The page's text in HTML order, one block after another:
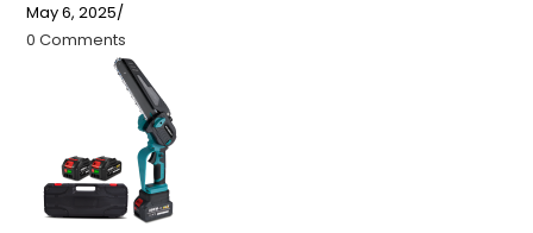
May 6, 2025/
0 Comments